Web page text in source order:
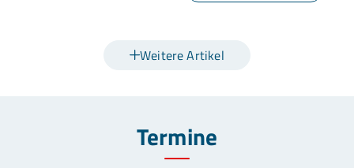
Weitere Artikel
Termine